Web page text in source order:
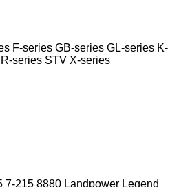
F-series GB-series GL-series K-
R-series STV X-series
7-215 8880 Landpower Legend